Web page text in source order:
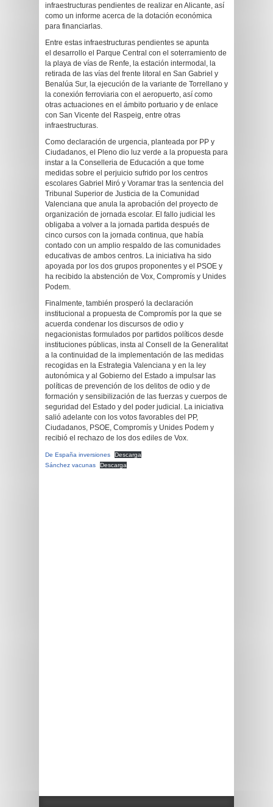
infraestructuras pendientes de realizar en Alicante, así
como un informe acerca de la dotación económica
para financiarlas.
Entre estas infraestructuras pendientes se apunta
el desarrollo el Parque Central con el soterramiento de
la playa de vías de Renfe, la estación intermodal, la
retirada de las vías del frente litoral en San Gabriel y
Benalúa Sur, la ejecución de la variante de Torrellano y
la conexión ferroviaria con el aeropuerto, así como
otras actuaciones en el ámbito portuario y de enlace
con San Vicente del Raspeig, entre otras
infraestructuras.
Como declaración de urgencia, planteada por PP y
Ciudadanos, el Pleno dio luz verde a la propuesta para
instar a la Conselleria de Educación a que tome
medidas sobre el perjuicio sufrido por los centros
escolares Gabriel Miró y Voramar tras la sentencia del
Tribunal Superior de Justicia de la Comunidad
Valenciana que anula la aprobación del proyecto de
organización de jornada escolar. El fallo judicial les
obligaba a volver a la jornada partida después de
cinco cursos con la jornada continua, que había
contado con un amplio respaldo de las comunidades
educativas de ambos centros. La iniciativa ha sido
apoyada por los dos grupos proponentes y el PSOE y
ha recibido la abstención de Vox, Compromís y Unides
Podem.
Finalmente, también prosperó la declaración
institucional a propuesta de Compromís por la que se
acuerda condenar los discursos de odio y
negacionistas formulados por partidos políticos desde
instituciones públicas, insta al Consell de la Generalitat
a la continuidad de la implementación de las medidas
recogidas en la Estrategia Valenciana y en la ley
autonómica y al Gobierno del Estado a impulsar las
políticas de prevención de los delitos de odio y de
formación y sensibilización de las fuerzas y cuerpos de
seguridad del Estado y del poder judicial. La iniciativa
salió adelante con los votos favorables del PP,
Ciudadanos, PSOE, Compromís y Unides Podem y
recibió el rechazo de los dos ediles de Vox.
De España inversiones
Descarga
Sánchez vacunas
Descarga